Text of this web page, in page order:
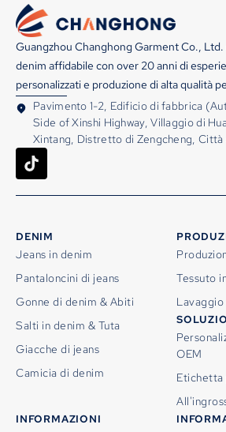
Guangzhou Changhong Garment Co.,
denim affidabile con over 20 anni di
personalizzati e produzione di alta qualità
Pavimento 1-2, Edificio di fabbrica
Side of Xinshi Highway, Villaggio di
Xintang, Distretto di Zengcheng, Città
DENIM
Jeans in denim
Pantaloncini di jeans
Gonne di denim & Abiti
Salti in denim & Tuta
Giacche di jeans
Camicia di denim
Tessuto
OEM
Etichetta
INFORMAZIONI